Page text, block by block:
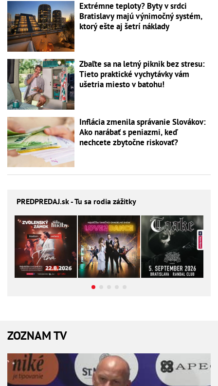
Extrémne teploty? Byty v srdci
Bratislavy majú výnimočný systém,
ktorý ešte aj šetrí náklady
Zbaľte sa na letný piknik bez stresu:
Tieto praktické vychytávky vám
ušetria miesto v batohu!
Inflácia zmenila správanie Slovákov:
Ako narábať s peniazmi, keď
nechcete zbytočne riskovať?
PREDPREDAJ.sk - Tu sa rodia zážitky
ZOZNAM TV